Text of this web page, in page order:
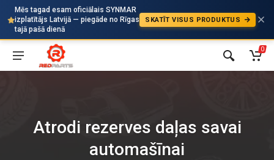
Mēs tagad esam oficiālais SYNMAR
izplatītājs Latvijā — piegāde no Rīgas
tajā pašā dienā
SKATĪT VISUS PRODUKTUS
Auto
0
Atrodi rezerves daļas savai
automašīnai